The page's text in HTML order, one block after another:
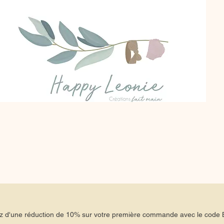
d'une réduction de 10% sur votre première commande avec le code